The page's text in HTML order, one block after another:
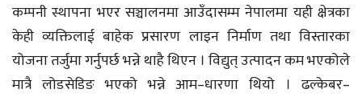
कम्पनी स्थापना भएर सञ्चालनमा आउँदासम्म नेपालमा यही क्षेत्रका
केही व्यक्तिलाई बाहेक प्रसारण लाइन निर्माण तथा विस्तारका
योजना तर्जुमा गर्नुपर्छ भन्ने थाहै थिएन । विद्युत् उत्पादन कम भएकोले
मात्रै लोडसेडिङ भएको भन्ने आम–धारणा थियो । ढल्केबर–